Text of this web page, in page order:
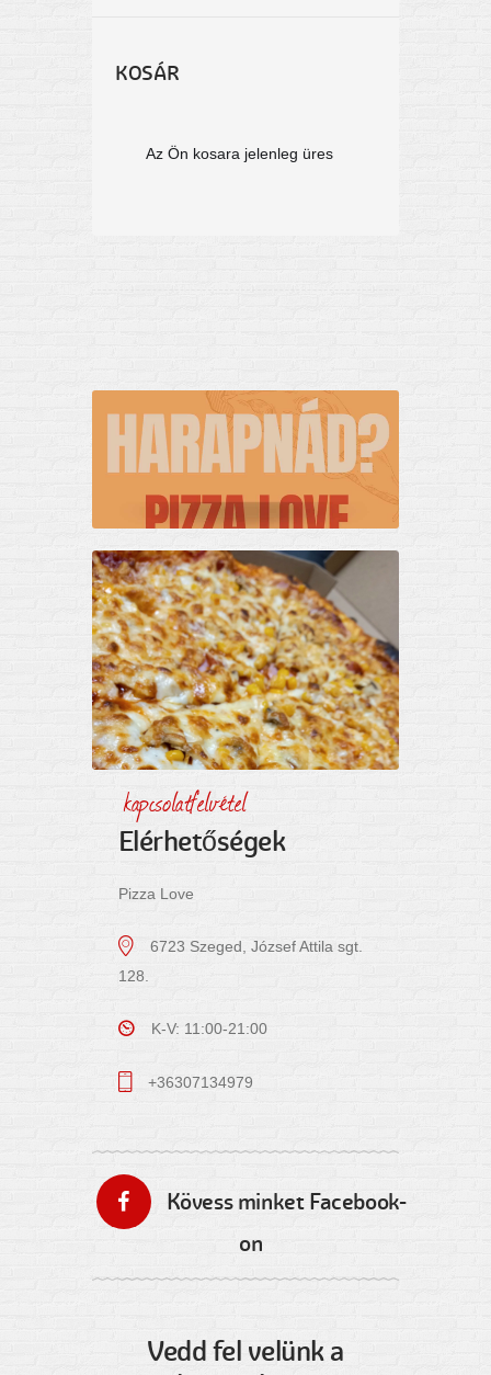
KOSÁR
Az Ön kosara jelenleg üres
kapcsolatfelvétel
Elérhetőségek
Pizza Love
6723 Szeged, József Attila sgt.
128.
K-V: 11:00-21:00
+36307134979
Kövess minket Facebook-
on
Vedd fel velünk a